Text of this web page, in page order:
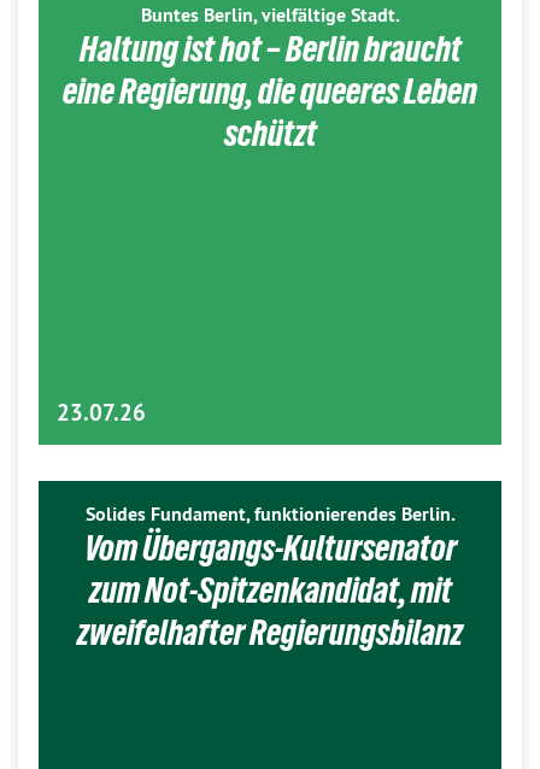
Buntes Berlin, vielfältige Stadt.
Haltung ist hot – Berlin braucht
eine Regierung, die queeres Leben
schützt
23.07.26
Solides Fundament, funktionierendes Berlin.
Vom Übergangs-Kultursenator
zum Not-Spitzenkandidat, mit
zweifelhafter Regierungsbilanz